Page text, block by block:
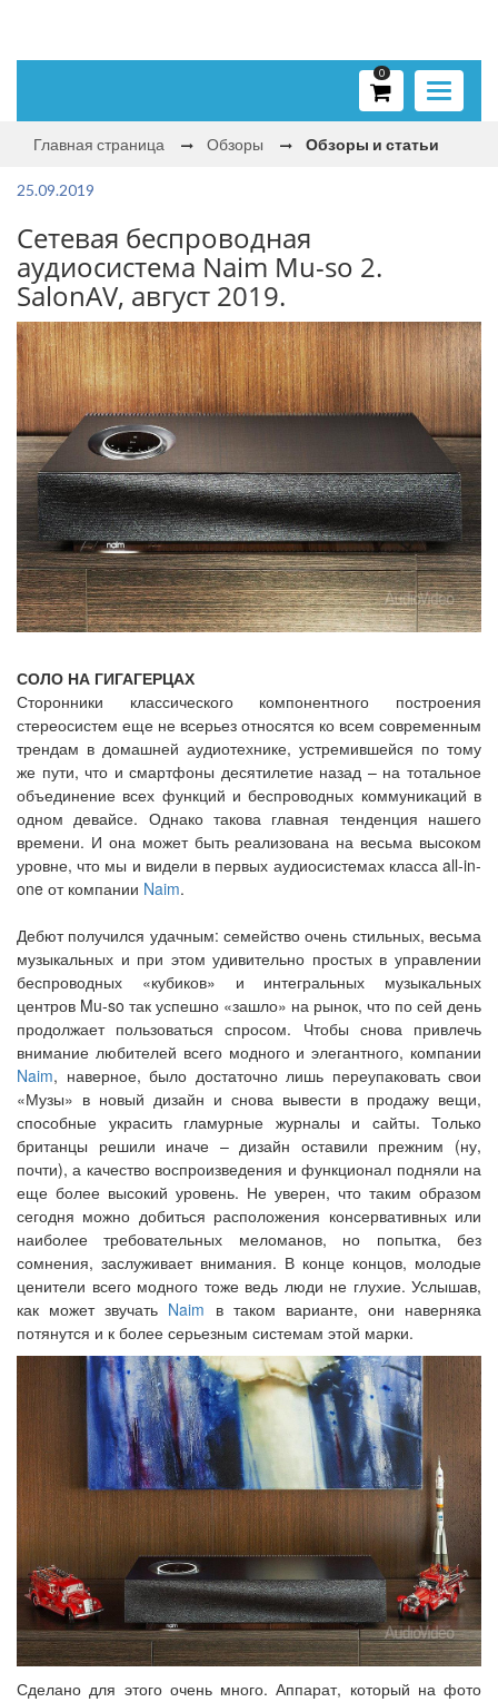
Toggle
0
Главная страница Обзоры Обзоры и статьи
25.09.2019
Сетевая беспроводная
аудиосистема Naim Mu-so 2.
SalonAV, август 2019.
СОЛО НА ГИГАГЕРЦАХ
Сторонники классического компонентного построения
стереосистем еще не всерьез относятся ко всем современным
трендам в домашней аудиотехнике, устремившейся по тому
же пути, что и смартфоны десятилетие назад – на тотальное
объединение всех функций и беспроводных коммуникаций в
одном девайсе. Однако такова главная тенденция нашего
времени. И она может быть реализована на весьма высоком
уровне, что мы и видели в первых аудиосистемах класса all-in-
one от компании Naim.
Дебют получился удачным: семейство очень стильных, весьма
музыкальных и при этом удивительно простых в управлении
беспроводных «кубиков» и интегральных музыкальных
центров Mu-so так успешно «зашло» на рынок, что по сей день
продолжает пользоваться спросом. Чтобы снова привлечь
внимание любителей всего модного и элегантного, компании
Naim, наверное, было достаточно лишь переупаковать свои
«Музы» в новый дизайн и снова вывести в продажу вещи,
способные украсить гламурные журналы и сайты. Только
британцы решили иначе – дизайн оставили прежним (ну,
почти), а качество воспроизведения и функционал подняли на
еще более высокий уровень. Не уверен, что таким образом
сегодня можно добиться расположения консервативных или
наиболее требовательных меломанов, но попытка, без
сомнения, заслуживает внимания. В конце концов, молодые
ценители всего модного тоже ведь люди не глухие. Услышав,
как может звучать Naim в таком варианте, они наверняка
потянутся и к более серьезным системам этой марки.
Сделано для этого очень много. Аппарат, который на фото